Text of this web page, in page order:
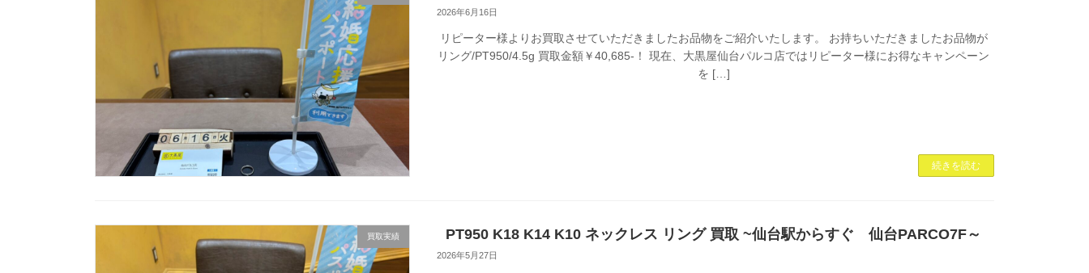
2026年6月16日
リピーター様よりお買取させていただきましたお品物をご紹介いたします。 お持ちいただきましたお品物が
リング/PT950/4.5g 買取金額￥40,685-！ 現在、大黒屋仙台パルコ店ではリピーター様にお得なキャンペーン
を […]
続きを読む
買取実績 PT950 K18 K14 K10 ネックレス リング 買取 ~仙台駅からすぐ 仙台PARCO7F～
2026年5月27日